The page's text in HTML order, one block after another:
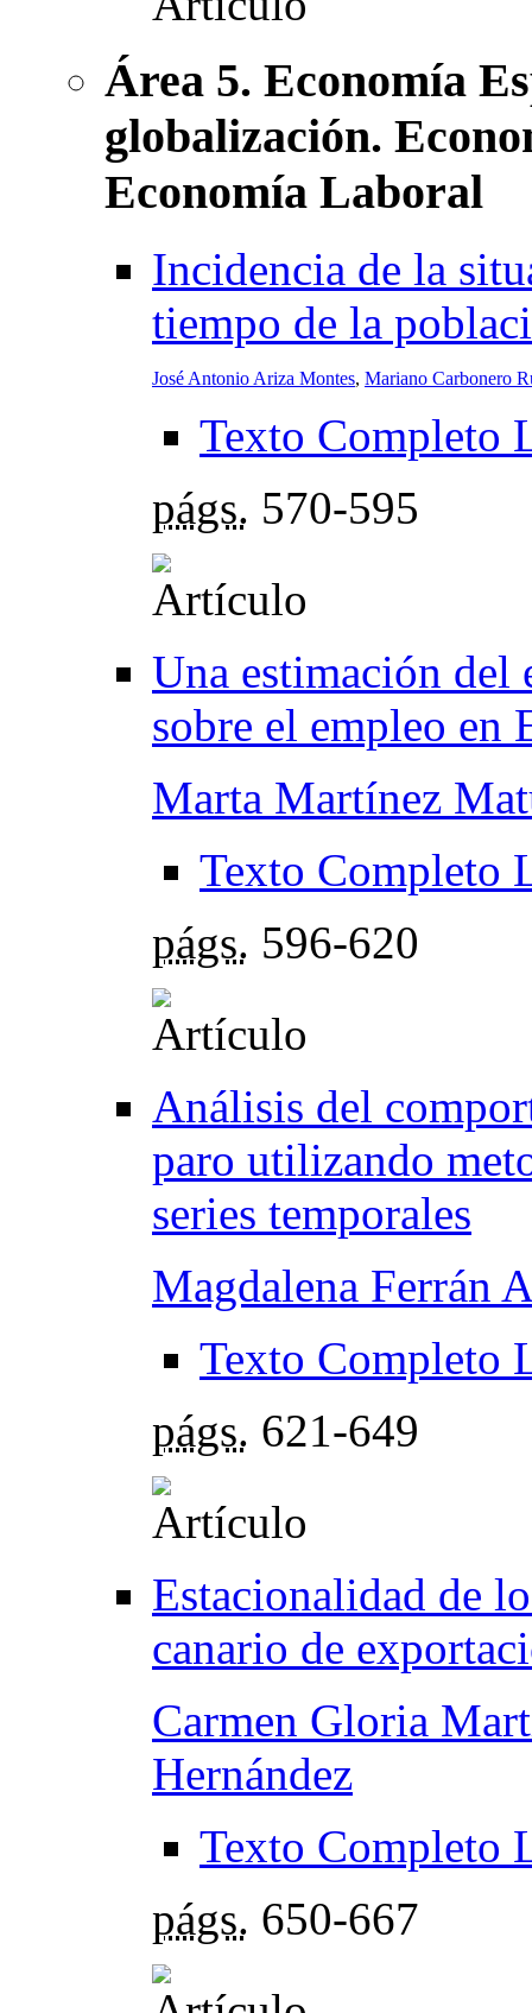
Área 5. Economía
globalización.
Economía Laboral
Incidencia de la
tiempo de la
José Antonio Ariza Montes, Mariano Carbonero
Texto Completo
págs. 570-595
Una estimación del
sobre el empleo en
Marta Martínez
Texto Completo
págs. 596-620
Análisis del
paro utilizando
series temporales
Magdalena Ferrán
Texto Completo
págs. 621-649
Estacionalidad de
canario de
Carmen Gloria
Hernández
Texto Completo
págs. 650-667